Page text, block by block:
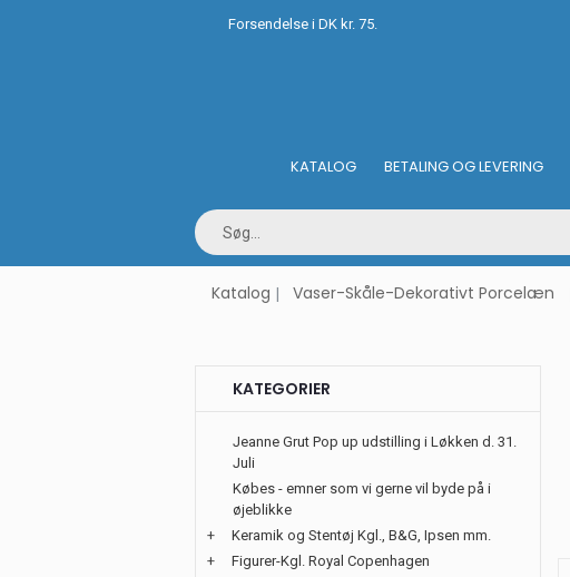
Forsendelse i DK kr. 75.
KATALOG BETALING OG LEVERING
Katalog Vaser-Skåle-Dekorativt Porcelæn
KATEGORIER
Jeanne Grut Pop up udstilling i Løkken d. 31.
Juli
Købes - emner som vi gerne vil byde på i
øjeblikke
+
Keramik og Stentøj Kgl., B&G, Ipsen mm.
+
Figurer-Kgl. Royal Copenhagen